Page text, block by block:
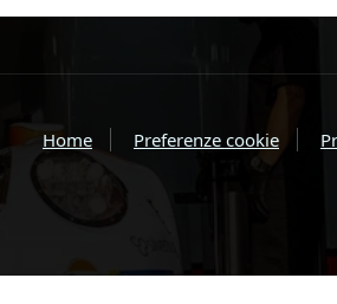
Home Preferenze cookie